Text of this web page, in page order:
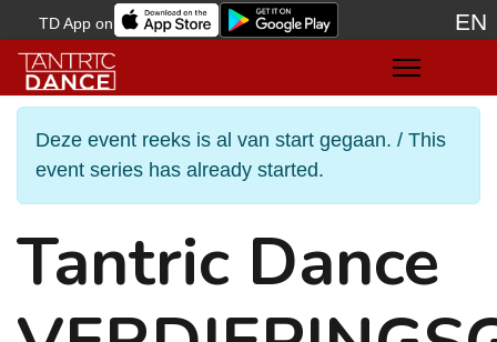
TD App on EN
Deze event reeks is al van start gegaan. / This
event series has already started.
Tantric Dance